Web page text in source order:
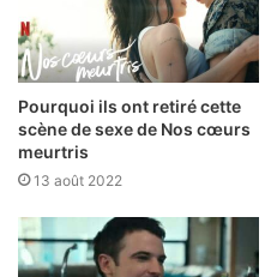
Pourquoi ils ont retiré cette
scène de sexe de Nos cœurs
meurtris
13 août 2022